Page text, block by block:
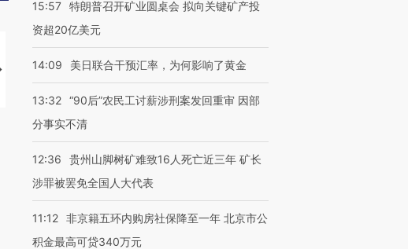
【推广】走进第四届链博
会，让数智科技“链”接产
【特别呈现】寻找100种
有意思的生活方式·第三对
【商旅对话】华住集团
CFO：不靠规模取胜，华
住三大增长引擎是什么？
15:57 特朗普召开矿业圆桌会 拟向关键矿产投
资超20亿美元
14:09 美日联合干预汇率，为何影响了黄金
13:32 “90后”农民工讨薪涉刑案发回重审 因部
分事实不清
12:36
贵州山脚树矿难致16人死亡近三年 矿长
涉罪被罢免全国人大代表
11:12 非京籍五环内购房社保降至一年 北京市公
积金最高可贷340万元